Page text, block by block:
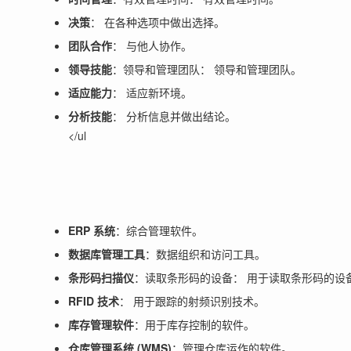
决策： 在各种选项中做出选择。
团队合作： 与他人协作。
领导技能：领导和管理团队： 领导和管理团队。
适应能力： 适应新环境。
分析技能： 分析信息并做出结论。
</ul
ERP 系统：综合管理软件。
数据库管理工具：数据组织和访问工具。
条形码扫描仪：读取条形码的设备： 用于读取条形码的设
RFID 技术： 用于跟踪的射频识别技术。
库存管理软件：用于库存控制的软件。
仓库管理系统 (WMS)：管理仓库运作的软件。